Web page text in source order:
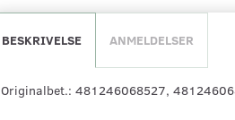
BESKRIVELSE ANMELDELSER
Originalbet.: 481246068527,